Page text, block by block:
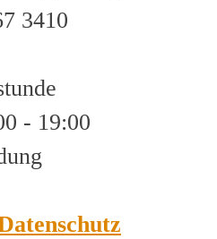
3410
- 19:00